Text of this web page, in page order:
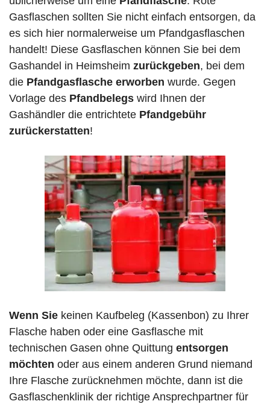
Gasflaschen sollten Sie nicht einfach entsorgen, da
es sich hier normalerweise um Pfandgasflaschen
handelt! Diese Gasflaschen können Sie bei dem
Gashandel in Heimsheim zurückgeben, bei dem
die Pfandgasflasche erworben wurde. Gegen
Vorlage des Pfandbelegs wird Ihnen der
Gashändler die entrichtete Pfandgebühr
zurückerstatten!
Wenn Sie keinen Kaufbeleg (Kassenbon) zu Ihrer
Flasche haben oder eine Gasflasche mit
technischen Gasen ohne Quittung entsorgen
möchten oder aus einem anderen Grund niemand
Ihre Flasche zurücknehmen möchte, dann ist die
Gasflaschenklinik der richtige Ansprechpartner für